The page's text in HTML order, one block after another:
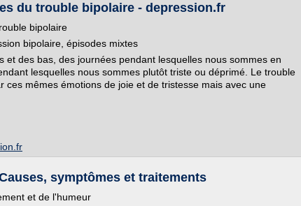
du trouble bipolaire - depression.fr
bipolaire
bipolaire, épisodes mixtes
et des bas, des journées pendant lesquelles nous sommes en
lesquelles nous sommes plutôt triste ou déprimé. Le trouble
ces mêmes émotions de joie et de tristesse mais avec une
symptômes et traitements
et de l'humeur